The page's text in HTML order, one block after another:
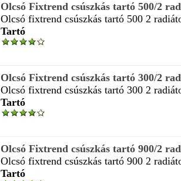
Olcsó Fixtrend csúszkás tartó 500/2
Olcsó fixtrend csúszkás tartó 500 2
Tartó
Olcsó Fixtrend csúszkás tartó 300/2
Olcsó fixtrend csúszkás tartó 300 2
Tartó
Olcsó Fixtrend csúszkás tartó 900/2
Olcsó fixtrend csúszkás tartó 900 2
Tartó